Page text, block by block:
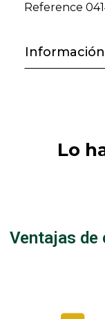
Reference
Información
Lo
Ventajas de